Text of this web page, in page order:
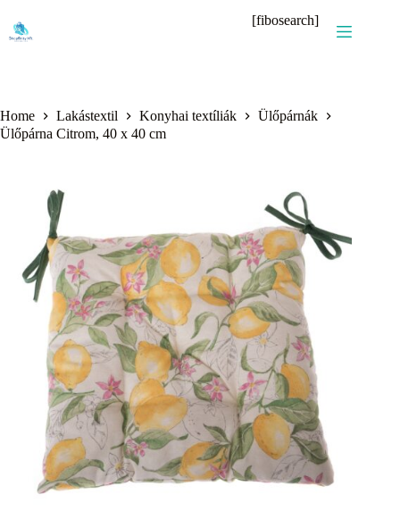
content
[fibosearch]
Home Lakástextil Konyhai textíliák
Ülőpárnák
Ülőpárna Citrom, 40 x 40 cm